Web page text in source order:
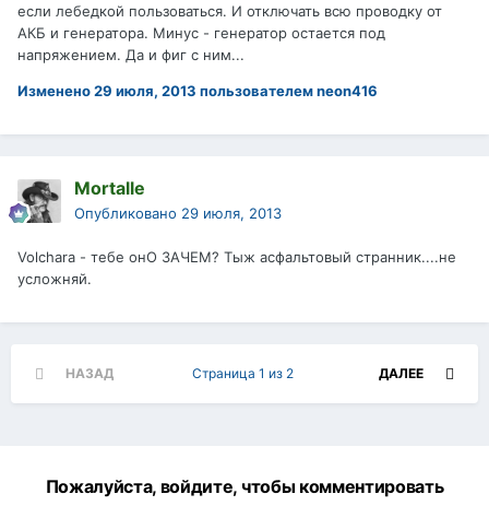
если лебедкой пользоваться. И отключать всю проводку от
АКБ и генератора. Минус - генератор остается под
напряжением. Да и фиг с ним...
Изменено29 июля, 2013 пользователем neon416
Mortalle
Опубликовано 29 июля, 2013
Volchara - тебе онО ЗАЧЕМ? Тыж асфальтовый странник....не
усложняй.
НАЗАД ДАЛЕЕ
Страница 1 из 2
Пожалуйста, войдите, чтобы комментировать